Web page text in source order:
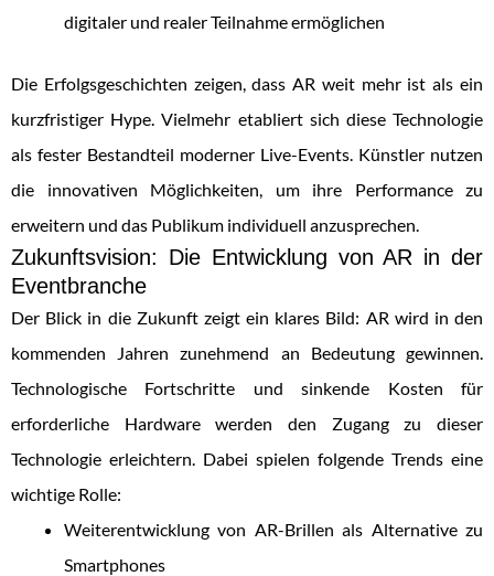
digitaler und realer Teilnahme ermöglichen
Die Erfolgsgeschichten zeigen, dass AR weit mehr ist als ein
kurzfristiger Hype. Vielmehr etabliert sich diese Technologie
als fester Bestandteil moderner Live-Events. Künstler nutzen
die innovativen Möglichkeiten, um ihre Performance zu
erweitern und das Publikum individuell anzusprechen.
Zukunftsvision: Die Entwicklung von AR in der
Eventbranche
Der Blick in die Zukunft zeigt ein klares Bild: AR wird in den
kommenden Jahren zunehmend an Bedeutung gewinnen.
Technologische Fortschritte und sinkende Kosten für
erforderliche Hardware werden den Zugang zu dieser
Technologie erleichtern. Dabei spielen folgende Trends eine
wichtige Rolle:
Weiterentwicklung von AR-Brillen als Alternative zu
Smartphones